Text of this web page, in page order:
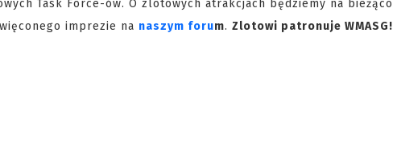
Task Force-ów. O zlotowych atrakcjach będziemy na bieżąco
imprezie na naszym forum. Zlotowi patronuje WMASG!